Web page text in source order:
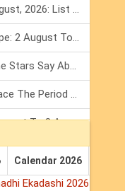
Weekly Horoscope 3 To 9 August, 2026: List Of Fasts & Festivals
Numerology Weekly Horoscope: 2 August To 8 August, 2026
Friendship Day 2026: What The Stars Say About Your Best Friend!
Mars Transit In Gemini: Embrace The Period Full Of Energy & Intelligence
Tarot Weekly Horoscope: 2 August To 8 August, 2026
Calendar 2026
Ekadashi 2026